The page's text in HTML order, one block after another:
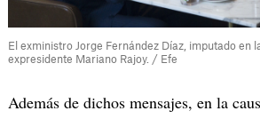
El exministro Jorge Fernández Díaz, imputado en
expresidente Mariano Rajoy. / Efe
Además de dichos mensajes, en la